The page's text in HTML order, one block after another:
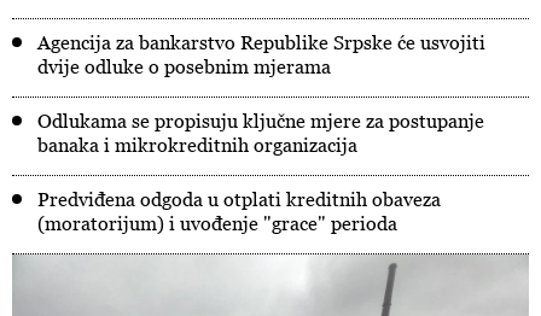
Agencija za bankarstvo Republike Srpske će usvojiti
dvije odluke o posebnim mjerama
Odlukama se propisuju ključne mjere za postupanje
banaka i mikrokreditnih organizacija
Predviđena odgoda u otplati kreditnih obaveza
(moratorijum) i uvođenje "grace" perioda